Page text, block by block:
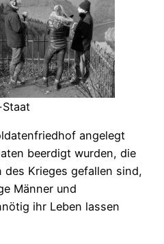
angelegt
beerdigt wurden, die
Krieges gefallen sind,
Männer und
ihr Leben lassen